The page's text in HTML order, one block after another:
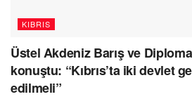
KIBRIS
Üstel Akdeniz Barış ve
konuştu: “Kıbrıs’ta iki devlet
edilmeli”